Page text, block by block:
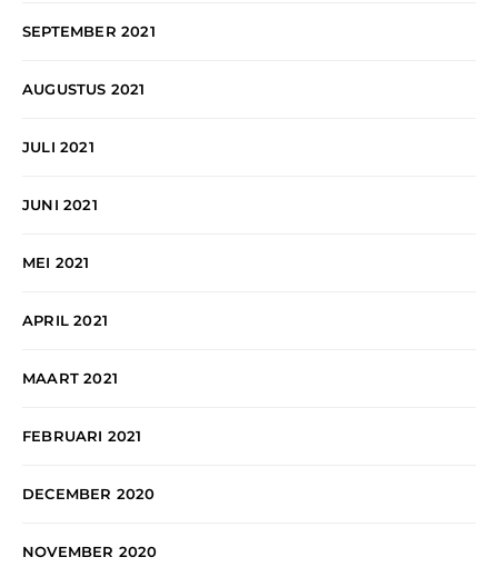
SEPTEMBER 2021
AUGUSTUS 2021
JULI 2021
JUNI 2021
MEI 2021
APRIL 2021
MAART 2021
FEBRUARI 2021
DECEMBER 2020
NOVEMBER 2020